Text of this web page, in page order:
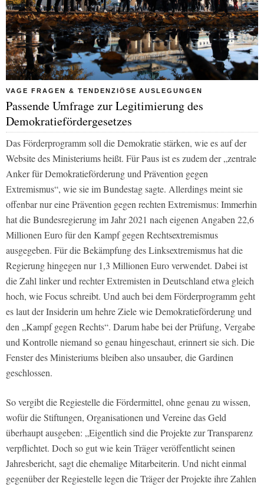
VAGE FRAGEN & TENDENZIÖSE AUSLEGUNGEN
Passende Umfrage zur Legitimierung des
Demokratiefördergesetzes
Das Förderprogramm soll die Demokratie stärken, wie es auf der
Website des Ministeriums heißt. Für Paus ist es zudem der „zentrale
Anker für Demokratieförderung und Prävention gegen
Extremismus“, wie sie im Bundestag sagte. Allerdings meint sie
offenbar nur eine Prävention gegen rechten Extremismus: Immerhin
hat die Bundesregierung im Jahr 2021 nach eigenen Angaben 22,6
Millionen Euro für den Kampf gegen Rechtsextremismus
ausgegeben. Für die Bekämpfung des Linksextremismus hat die
Regierung hingegen nur 1,3 Millionen Euro verwendet. Dabei ist
die Zahl linker und rechter Extremisten in Deutschland etwa gleich
hoch, wieFocusschreibt. Und auch bei dem Förderprogramm geht
es laut der Insiderin um hehre Ziele wie Demokratieförderung und
den „Kampf gegen Rechts“. Darum habe bei der Prüfung, Vergabe
und Kontrolle niemand so genau hingeschaut, erinnert sie sich. Die
Fenster des Ministeriums bleiben also unsauber, die Gardinen
geschlossen.
So vergibt die Regiestelle die Fördermittel, ohne genau zu wissen,
wofür die Stiftungen, Organisationen und Vereine das Geld
überhaupt ausgeben: „Eigentlich sind die Projekte zur Transparenz
verpflichtet. Doch so gut wie kein Träger veröffentlicht seinen
Jahresbericht, sagt die ehemalige Mitarbeiterin. Und nicht einmal
gegenüber der Regiestelle legen die Träger der Projekte ihre Zahlen